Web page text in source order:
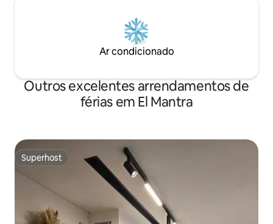
Ar condicionado
Outros excelentes arrendamentos de
férias em El Mantra
Superhost
Superhost